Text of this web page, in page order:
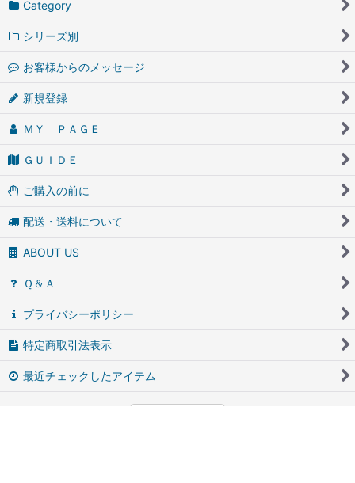
Category
シリーズ別
お客様からのメッセージ
新規登録
ＭＹ ＰＡＧＥ
ＧＵＩＤＥ
ご購入の前に
配送・送料について
ABOUT US
Ｑ＆Ａ
プライバシーポリシー
特定商取引法表示
最近チェックしたアイテム